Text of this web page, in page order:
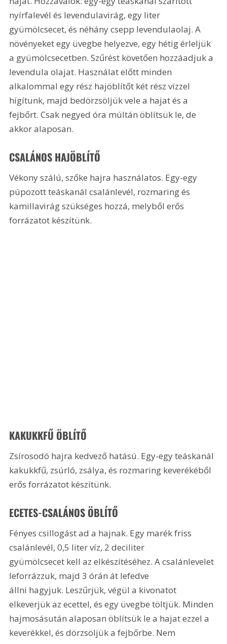
nyírfalevél és levendulavirág, egy liter
gyümölcsecet, és néhány csepp levendulaolaj. A
növényeket egy üvegbe helyezve, egy hétig érleljük
a gyümölcsecetben. Szűrést követően hozzáadjuk a
levendula olajat. Használat előtt minden
alkalommal egy rész hajöblítőt két rész vízzel
hígítunk, majd bedörzsöljük vele a hajat és a
fejbőrt. Csak negyed óra múltán öblítsük le, de
akkor alaposan.
CSALÁNOS HAJÖBLÍTŐ
Vékony szálú, szőke hajra használatos. Egy-egy
púpozott teáskanál csalánlevél, rozmaring és
kamillavirág szükséges hozzá, melyből erős
forrázatot készítünk.
KAKUKKFŰ ÖBLÍTŐ
Zsírosodó hajra kedvező hatású. Egy-egy teáskanál
kakukkfű, zsúrló, zsálya, és rozmaring keverékéből
erős forrázatot készítünk.
ECETES-CSALÁNOS ÖBLÍTŐ
Fényes csillogást ad a hajnak. Egy marék friss
csalánlevél, 0,5 liter víz, 2 deciliter
gyümölcsecet kell az elkészítéséhez. A csalánlevelet
leforrázzuk, majd 3 órán át lefedve
állni hagyjuk. Leszűrjük, végül a kivonatot
elkeverjük az ecettel, és egy üvegbe töltjük. Minden
hajmosásután alaposan öblítsük le a hajat ezzel a
keverékkel, és dörzsöljük a fejbőrbe. Nem